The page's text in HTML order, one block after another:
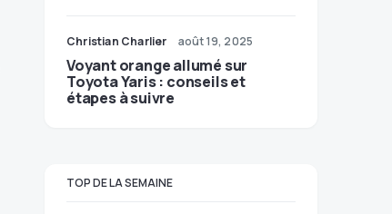
Christian Charlier août 19, 2025
Voyant orange allumé sur
Toyota Yaris : conseils et
étapes à suivre
TOP DE LA SEMAINE